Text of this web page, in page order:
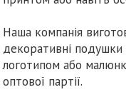
Наша компанія
декоративні
логотипом або
оптової партії.